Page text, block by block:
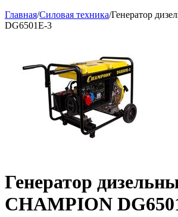
Главная/Силовая техника/Генератор
DG6501E-3
Генератор
CHAMPION